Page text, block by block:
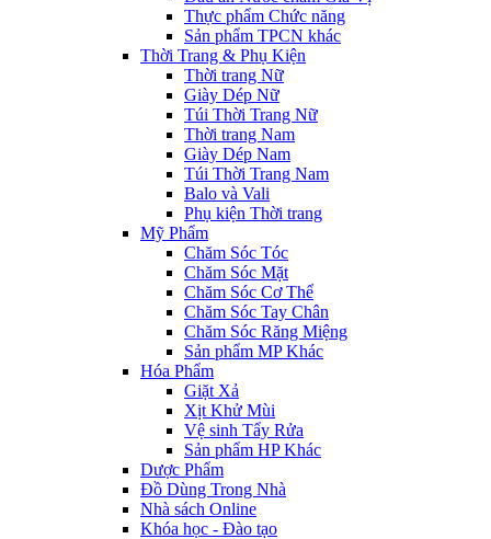
Thực phẩm Chức năng
Sản phẩm TPCN khác
Thời Trang & Phụ Kiện
Thời trang Nữ
Giày Dép Nữ
Túi Thời Trang Nữ
Thời trang Nam
Giày Dép Nam
Túi Thời Trang Nam
Balo và Vali
Phụ kiện Thời trang
Mỹ Phẩm
Chăm Sóc Tóc
Chăm Sóc Mặt
Chăm Sóc Cơ Thể
Chăm Sóc Tay Chân
Chăm Sóc Răng Miệng
Sản phẩm MP Khác
Hóa Phẩm
Giặt Xả
Xịt Khử Mùi
Vệ sinh Tẩy Rửa
Sản phẩm HP Khác
Dược Phẩm
Đồ Dùng Trong Nhà
Nhà sách Online
Khóa học - Đào tạo